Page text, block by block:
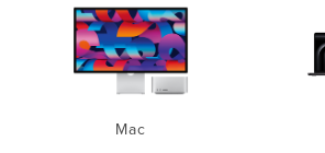
Mac